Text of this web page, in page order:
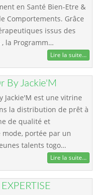
en Santé Bien-Etre &
Comportements. Grâce
issus des
la Programm…
Lire la suite...
By Jackie'M
Jackie'M est une vitrine
la distribution de prêt à
de qualité et
mode, portée par un
talents togo…
Lire la suite...